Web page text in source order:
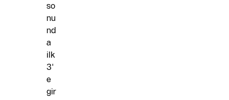
so
nu
nd
a
ilk
3'
e
gir